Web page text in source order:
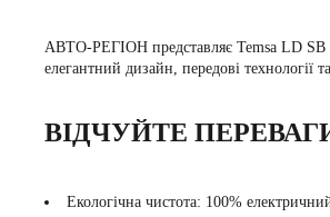
АВТО-РЕГІОН представляє Temsa LD SB
елегантний дизайн, передові технології
ВІДЧУЙТЕ
Екологічна чистота: 100%